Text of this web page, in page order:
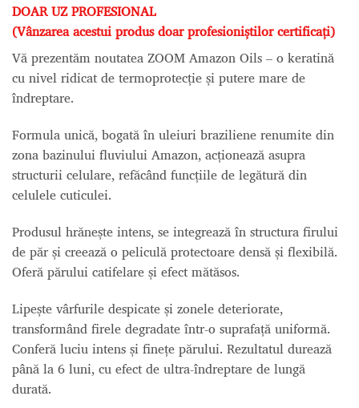
DOAR UZ PROFESIONAL
(Vânzarea acestui produs doar profesioniștilor certificați)
Vă prezentăm noutatea ZOOM Amazon Oils – o keratină
cu nivel ridicat de termoprotecție și putere mare de
îndreptare.
Formula unică, bogată în uleiuri braziliene renumite din
zona bazinului fluviului Amazon, acționează asupra
structurii celulare, refăcând funcțiile de legătură din
celulele cuticulei.
Produsul hrănește intens, se integrează în structura firului
de păr și creează o peliculă protectoare densă și flexibilă.
Oferă părului catifelare și efect mătăsos.
Lipește vârfurile despicate și zonele deteriorate,
transformând firele degradate într-o suprafață uniformă.
Conferă luciu intens și finețe părului. Rezultatul durează
până la 6 luni, cu efect de ultra-îndreptare de lungă
durată.